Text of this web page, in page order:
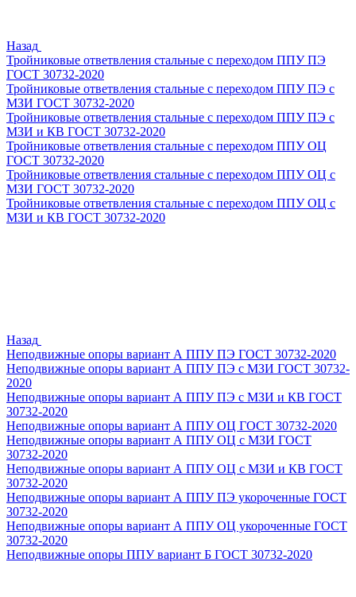
Назад
Тройниковые ответвления стальные с переходом ППУ ПЭ
ГОСТ 30732-2020
Тройниковые ответвления стальные с переходом ППУ ПЭ с
МЗИ ГОСТ 30732-2020
Тройниковые ответвления стальные с переходом ППУ ПЭ с
МЗИ и КВ ГОСТ 30732-2020
Тройниковые ответвления стальные с переходом ППУ ОЦ
ГОСТ 30732-2020
Тройниковые ответвления стальные с переходом ППУ ОЦ с
МЗИ ГОСТ 30732-2020
Тройниковые ответвления стальные с переходом ППУ ОЦ с
МЗИ и КВ ГОСТ 30732-2020
Назад
Неподвижные опоры вариант А ППУ ПЭ ГОСТ 30732-2020
Неподвижные опоры вариант А ППУ ПЭ с МЗИ ГОСТ 30732-
2020
Неподвижные опоры вариант А ППУ ПЭ с МЗИ и КВ ГОСТ
30732-2020
Неподвижные опоры вариант А ППУ ОЦ ГОСТ 30732-2020
Неподвижные опоры вариант А ППУ ОЦ с МЗИ ГОСТ
30732-2020
Неподвижные опоры вариант А ППУ ОЦ с МЗИ и КВ ГОСТ
30732-2020
Неподвижные опоры вариант А ППУ ПЭ укороченные ГОСТ
30732-2020
Неподвижные опоры вариант А ППУ ОЦ укороченные ГОСТ
30732-2020
Неподвижные опоры ППУ вариант Б ГОСТ 30732-2020